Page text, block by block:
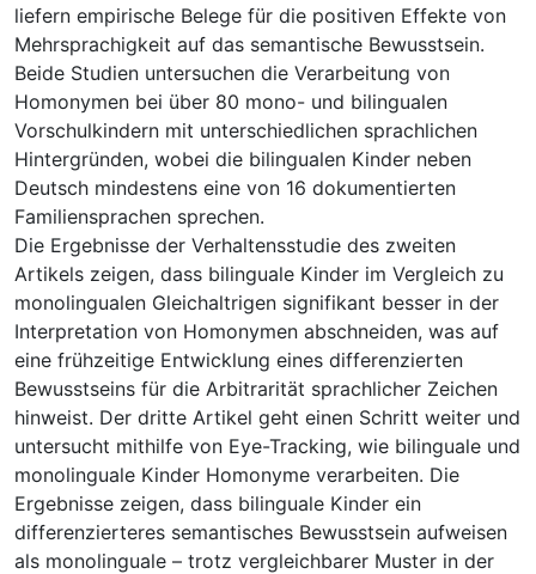
liefern empirische Belege für die positiven Effekte von
Mehrsprachigkeit auf das semantische Bewusstsein.
Beide Studien untersuchen die Verarbeitung von
Homonymen bei über 80 mono- und bilingualen
Vorschulkindern mit unterschiedlichen sprachlichen
Hintergründen, wobei die bilingualen Kinder neben
Deutsch mindestens eine von 16 dokumentierten
Familiensprachen sprechen.
Die Ergebnisse der Verhaltensstudie des zweiten
Artikels zeigen, dass bilinguale Kinder im Vergleich zu
monolingualen Gleichaltrigen signifikant besser in der
Interpretation von Homonymen abschneiden, was auf
eine frühzeitige Entwicklung eines differenzierten
Bewusstseins für die Arbitrarität sprachlicher Zeichen
hinweist. Der dritte Artikel geht einen Schritt weiter und
untersucht mithilfe von Eye-Tracking, wie bilinguale und
monolinguale Kinder Homonyme verarbeiten. Die
Ergebnisse zeigen, dass bilinguale Kinder ein
differenzierteres semantisches Bewusstsein aufweisen
als monolinguale – trotz vergleichbarer Muster in der